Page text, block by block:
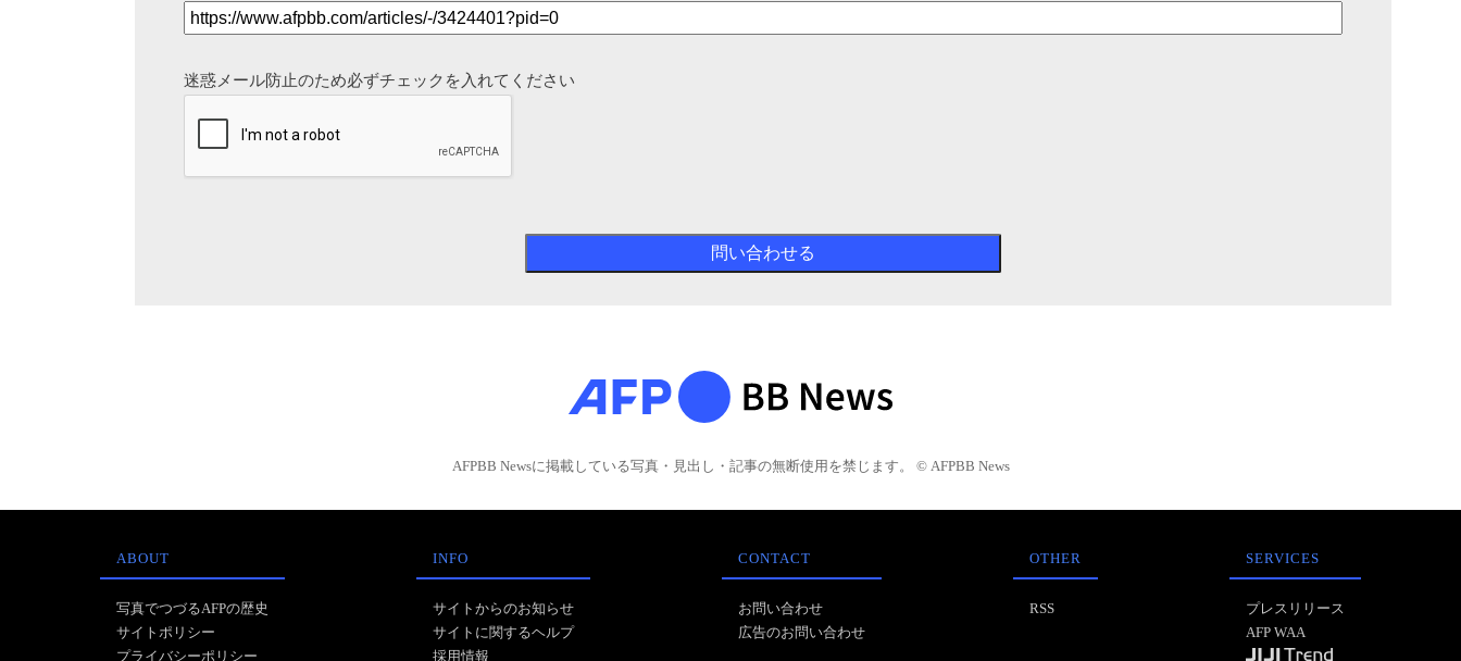
迷惑メール防止のため必ずチェックを入れてください
AFPBB Newsに掲載している写真・見出し・記事の無断使用を禁じます。 © AFPBB News
ABOUT
写真でつづるAFPの歴史
サイトポリシー
プライバシーポリシー
INFO
サイトからのお知らせ
サイトに関するヘルプ
採用情報
CONTACT
お問い合わせ
広告のお問い合わせ
OTHER
RSS
SERVICES
プレスリリース
AFP WAA